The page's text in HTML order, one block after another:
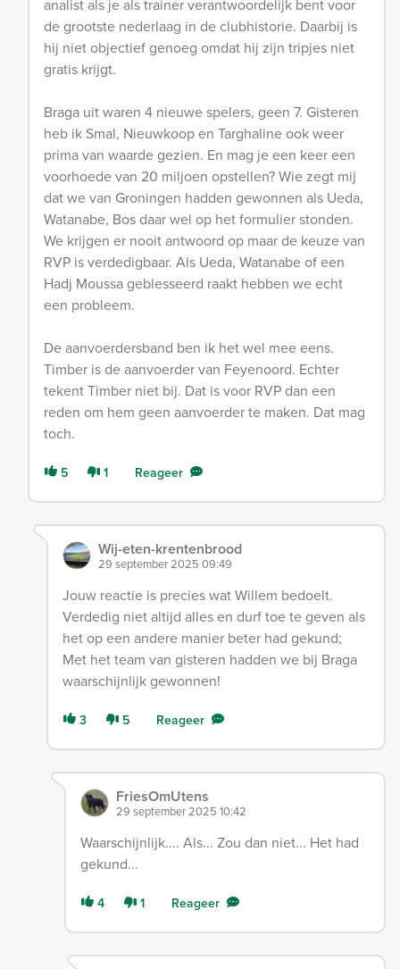
analist als je als trainer verantwoordelijk bent voor
de grootste nederlaag in de clubhistorie. Daarbij is
hij niet objectief genoeg omdat hij zijn tripjes niet
gratis krijgt.
Braga uit waren 4 nieuwe spelers, geen 7. Gisteren
heb ik Smal, Nieuwkoop en Targhaline ook weer
prima van waarde gezien. En mag je een keer een
voorhoede van 20 miljoen opstellen? Wie zegt mij
dat we van Groningen hadden gewonnen als Ueda,
Watanabe, Bos daar wel op het formulier stonden.
We krijgen er nooit antwoord op maar de keuze van
RVP is verdedigbaar. Als Ueda, Watanabe of een
Hadj Moussa geblesseerd raakt hebben we echt
een probleem.
De aanvoerdersband ben ik het wel mee eens.
Timber is de aanvoerder van Feyenoord. Echter
tekent Timber niet bij. Dat is voor RVP dan een
reden om hem geen aanvoerder te maken. Dat mag
toch.
5 1 Reageer
Wij-eten-krentenbrood
29 september 2025 09:49
Jouw reactie is precies wat Willem bedoelt.
Verdedig niet altijd alles en durf toe te geven als
het op een andere manier beter had gekund;
Met het team van gisteren hadden we bij Braga
waarschijnlijk gewonnen!
3 5 Reageer
FriesOmUtens
29 september 2025 10:42
Waarschijnlijk.... Als... Zou dan niet... Het had
gekund...
4 1 Reageer